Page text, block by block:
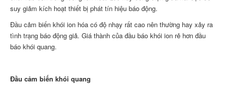
suy giảm kích hoạt thiết bị phát tín hiệu báo động.
Đầu cảm biến khói ion hóa có độ nhạy rất cao nên thường hay xảy ra
tình trạng báo động giả. Giá thành của đầu báo khói ion rẻ hơn đầu
báo khói quang.
Đầu cảm biến khói quang